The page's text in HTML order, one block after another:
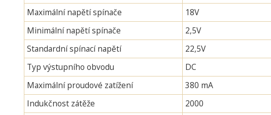
Maximální napětí spínače
18V
Minimální napětí spínače
2,5V
Standardní spínací napětí
22,5V
Typ výstupního obvodu
DC
Maximální proudové zatížení
380 mA
Indukčnost zátěže
2000